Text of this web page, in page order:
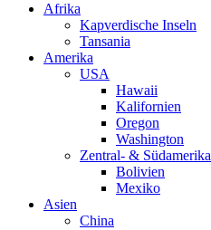
Afrika
Kapverdische Inseln
Tansania
Amerika
USA
Hawaii
Kalifornien
Oregon
Washington
Zentral- & Südamerika
Bolivien
Mexiko
Asien
China